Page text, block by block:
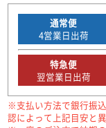
通常便
4営業日出荷
特急便
翌営業日出荷
※支払い方法で銀行振
認によって上記目安と